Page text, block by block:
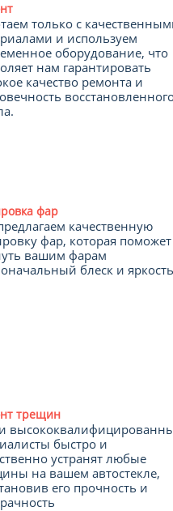
только с
и используем
оборудование, что
нам гарантировать
качество ремонта и
фар
качественную
фар, которая поможет
вашим фарам
блеск и
трещин
быстро и
устранят любые
на вашем автостекле,
его прочность и